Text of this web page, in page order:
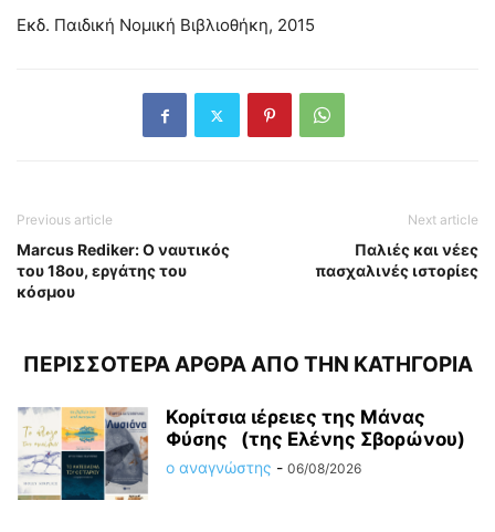
Εκδ. Παιδική Νομική Βιβλιοθήκη, 2015
Previous article
Marcus Rediker: O ναυτικός
του 18ου, εργάτης του
κόσμου
Next article
Παλιές και νέες
πασχαλινές ιστορίες
ΠΕΡΙΣΣΟΤΕΡΑ ΑΡΘΡΑ ΑΠΟ ΤΗΝ ΚΑΤΗΓΟΡΙΑ
Κορίτσια ιέρειες της Μάνας
Φύσης (της Ελένης Σβορώνου)
ο αναγνώστης - 06/08/2026